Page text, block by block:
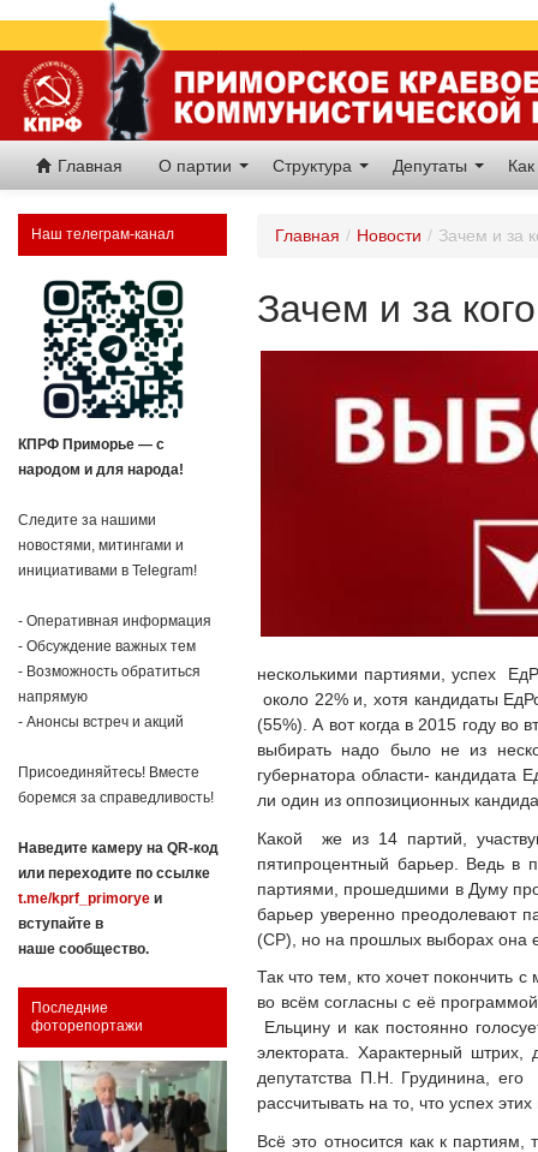
Главная О партии Структура Депутаты
Наш телеграм-канал
КПРФ Приморье — с
народом и для народа!
Следите за нашими
новостями, митингами и
инициативами в Telegram!
- Оперативная информация
- Обсуждение важных тем
- Возможность обратиться
напрямую
- Анонсы встреч и акций
Присоединяйтесь! Вместе
боремся за справедливость!
Наведите камеру на QR-код
или переходите по ссылке
t.me/kprf_primorye и
вступайте в
наше сообщество.
Последние
фоторепортажи
Главная / Новости / Зачем и за
Зачем и за
несколькими партиями, успех
около 22% и, хотя кандидаты
(55%). А вот когда в 2015 году во
выбирать надо было не из
губернатора области- кандидата
ли один из оппозиционных
Какой же из 14 партий,
пятипроцентный барьер. Ведь в
партиями, прошедшими в Думу
барьер уверенно преодолевают
(СР), но на прошлых выборах она
Так что тем, кто хочет
во всём согласны с её
Ельцину и как постоянно
электората. Характерный
депутатства П.Н. Грудинина,
рассчитывать на то, что успех
Всё это относится как к